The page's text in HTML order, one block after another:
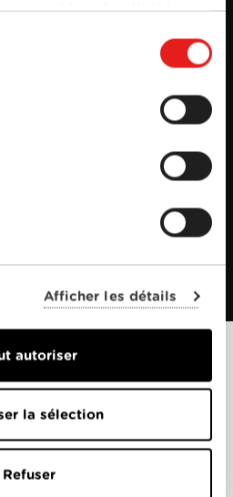
Afficher les détails
autoriser
la sélection
Refuser